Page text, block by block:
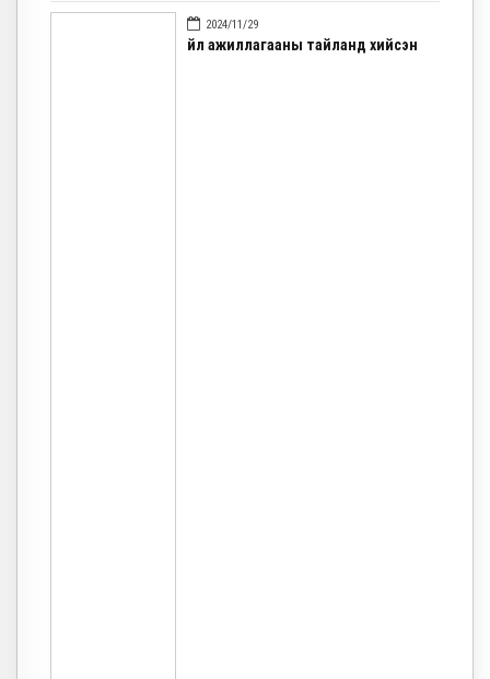
2024/11/29
Үйл ажиллагааны тайланд хийсэн